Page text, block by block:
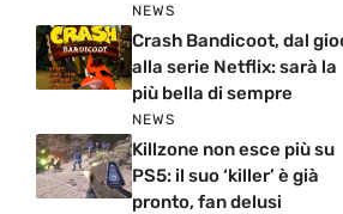
NEWS
Crash Bandicoot, dal
alla serie Netflix: sarà la
più bella di sempre
NEWS
Killzone non esce più su
PS5: il suo ‘killer’ è già
pronto, fan delusi